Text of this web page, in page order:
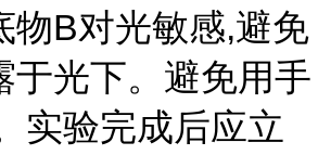
物B对光敏感,避免
于光下。避免用手
实验完成后应立